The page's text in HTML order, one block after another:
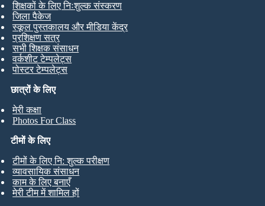
छात्रों के लिए
मेरी कक्षा
Photos For Class
शिक्षकों के लिए निःशुल्क संस्करण
जिला पैकेज
स्कूल पुस्तकालय और मीडिया केंद्र
प्रशिक्षण सत्र
सभी शिक्षक संसाधन
वर्कशीट टेम्पलेट्स
पोस्टर टेम्पलेट्स
टीमों के लिए
टीमों के लिए नि: शुल्क परीक्षण
व्यावसायिक संसाधन
काम के लिए बनाएँ
मेरी टीम में शामिल हों